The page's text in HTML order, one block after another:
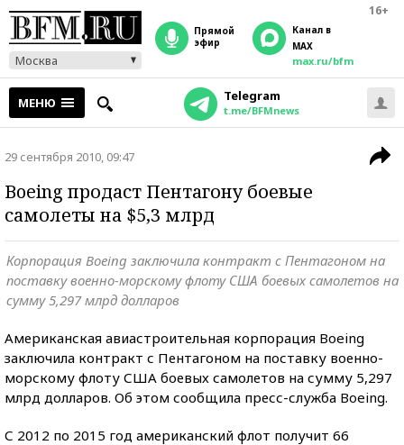
16+
Москва
прямой
эфир
Канал в
MAX
max.ru/bfm
МЕНЮ Telegram
t.me/BFMnews
29 сентября 2010, 09:47
Boeing продаст Пентагону боевые
самолеты на $5,3 млрд
Корпорация Boeing заключила контракт с Пентагоном на
поставку военно-морскому флоту США боевых самолетов на
сумму 5,297 млрд долларов
Американская авиастроительная корпорация Boeing
заключила контракт с Пентагоном на поставку военно-
морскому флоту США боевых самолетов на сумму 5,297
млрд долларов. Об этом сообщила пресс-служба Boeing.
С 2012 по 2015 год американский флот получит 66